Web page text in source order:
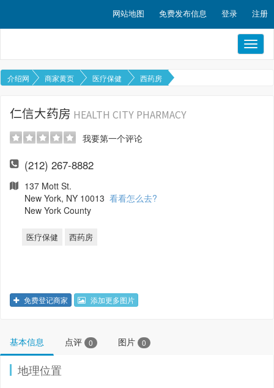
网站地图 免费发布信息 登录 注册
介绍网 商家黄页 医疗保健 西药房
仁信大药房 HEALTH CITY PHARMACY
我要第一个评论
(212) 267-8882
137 Mott St.
New York, NY 10013 看看怎么去?
New York County
医疗保健 西药房
免费登记商家 添加更多图片
基本信息 点评 0 图片 0
地理位置